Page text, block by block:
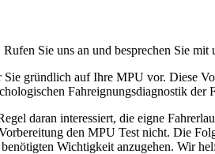
Sie uns an und besprechen Sie mit
gründlich auf Ihre MPU vor. Diese
Fahreignungsdiagnostik der
daran interessiert, die eigne
den MPU Test nicht. Die
Wichtigkeit anzugehen. Wir